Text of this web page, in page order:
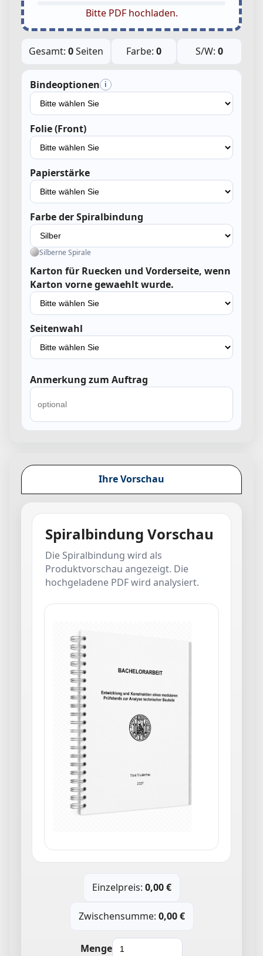
Bitte PDF hochladen.
Gesamt: 0Seiten Farbe: 0 S/W: 0
Bindeoptionen i
Folie (Front)
Papierstärke
Farbe der Spiralbindung
Silberne Spirale
Karton für Ruecken und Vorderseite, wenn
Karton vorne gewaehlt wurde.
Seitenwahl
Anmerkung zum Auftrag
Ihre Vorschau
Spiralbindung Vorschau
Die Spiralbindung wird als
Produktvorschau angezeigt. Die
hochgeladene PDF wird analysiert.
Einzelpreis: 0,00€
Zwischensumme: 0,00€
Menge